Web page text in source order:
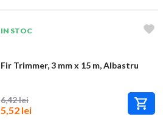
IN STOC
Fir Trimmer, 3 mm x 15 m, Albastru
6,42 lei
5,52 lei